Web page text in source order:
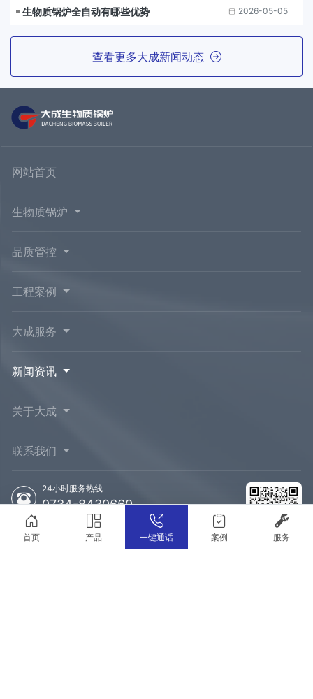
生物质锅炉全自动有哪些优势 2026-05-05
查看更多大成新闻动态
首页 产品 一键通话 案例 服务
网站首页
生物质锅炉
品质管控
工程案例
大成服务
新闻资讯
关于大成
联系我们
24小时服务热线
0734-8430660
153-6426-2277